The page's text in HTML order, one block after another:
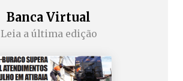
Banca Virtual
Leia a última edição